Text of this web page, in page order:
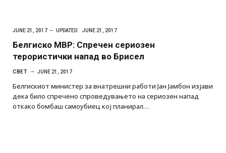
JUNE 21, 2017 UPDATED: JUNE 21, 2017
Белгиско МВР: Спречен сериозен
терористички напад во Брисел
СВЕТ JUNE 21, 2017
Белгискиот министер за внатрешни работи Јан Јамбон изјави
дека било спречено спроведувањето на сериозен напад
откако бомбаш самоубиец кој планирал…